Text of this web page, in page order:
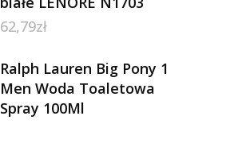
62,79zł
Ralph Lauren Big Pony 1
Men Woda Toaletowa
Spray 100Ml